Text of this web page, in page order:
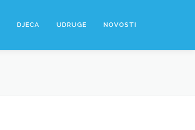
DJECA UDRUGE NOVOSTI